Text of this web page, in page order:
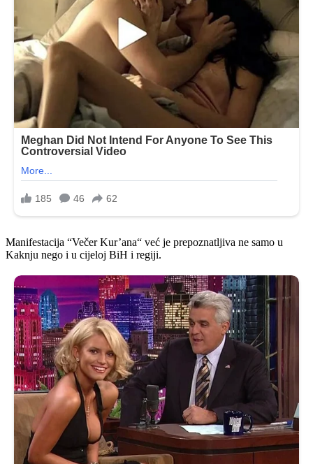
Manifestacija “Večer Kur’ana“ već je prepoznatljiva ne samo u
Kaknju nego i u cijeloj BiH i regiji.